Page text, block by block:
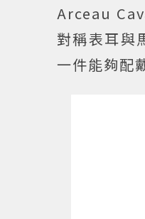
Arceau
對稱表耳與
一件能夠配